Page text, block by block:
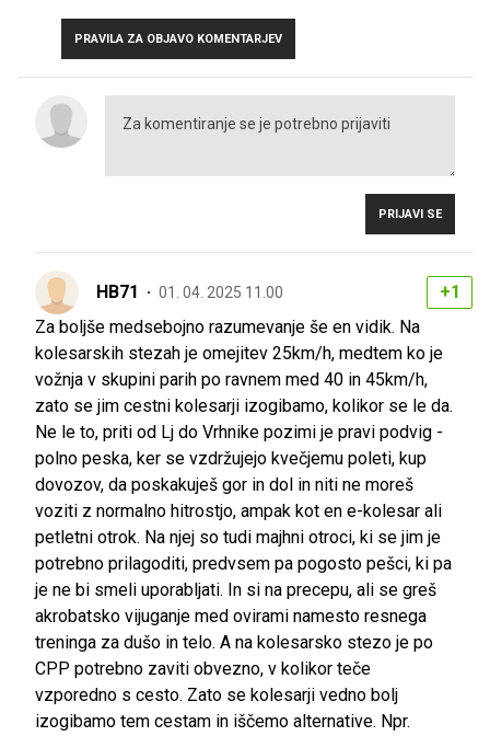
PRAVILA ZA OBJAVO KOMENTARJEV
PRIJAVI SE
HB71 01. 04. 2025 11.00
+1
Za boljše medsebojno razumevanje še en vidik. Na
kolesarskih stezah je omejitev 25km/h, medtem ko je
vožnja v skupini parih po ravnem med 40 in 45km/h,
zato se jim cestni kolesarji izogibamo, kolikor se le da.
Ne le to, priti od Lj do Vrhnike pozimi je pravi podvig -
polno peska, ker se vzdržujejo kvečjemu poleti, kup
dovozov, da poskakuješ gor in dol in niti ne moreš
voziti z normalno hitrostjo, ampak kot en e-kolesar ali
petletni otrok. Na njej so tudi majhni otroci, ki se jim je
potrebno prilagoditi, predvsem pa pogosto pešci, ki pa
je ne bi smeli uporabljati. In si na precepu, ali se greš
akrobatsko vijuganje med ovirami namesto resnega
treninga za dušo in telo. A na kolesarsko stezo je po
CPP potrebno zaviti obvezno, v kolikor teče
vzporedno s cesto. Zato se kolesarji vedno bolj
izogibamo tem cestam in iščemo alternative. Npr.